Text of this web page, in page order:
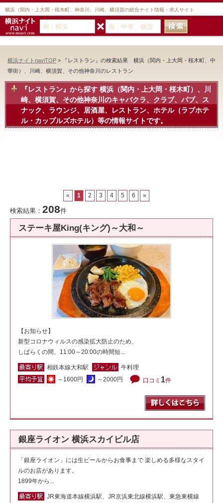
横浜（関内・上大岡・桜木町、神奈川、川崎、横須賀の総合ナイト情報・求人サイト
横浜ナイトnaviTOP > 『レストラン』の検索結果 横浜（関内・上大岡・桜木町、中
華街）、川崎、横須賀、その他神奈川のレストラン
『レストラン』から探す 横浜（関内・上大岡・桜木町）、川
崎、横須賀、その他神奈川のキャバクラ、クラブ、パブ、ス
ナック、ラウンジ、居酒屋、レストラン、ホテル（ラブホテ
ル・カップルズホテル）等の情報サイトです。
« 1 2 3 4 5 6 »
検索結果： 208件
ステーキ屋King(キング)～大和～
【お知らせ】
新型コロナウィルスの感染拡大防止のため、
しばらくの間、11:00～20:00の時間短...
相鉄本線大和駅
牛料理
～1600円
～2000円 口コミ 1件
銀座ライオン 横浜スカイビル店
「銀座ライオン」には生ビールからお食事まで 楽しめる多様なスタイ
ルのお店があります。
1899年から...
JR東海道本線横浜駅、JR京浜東北線横浜駅、東急東横線